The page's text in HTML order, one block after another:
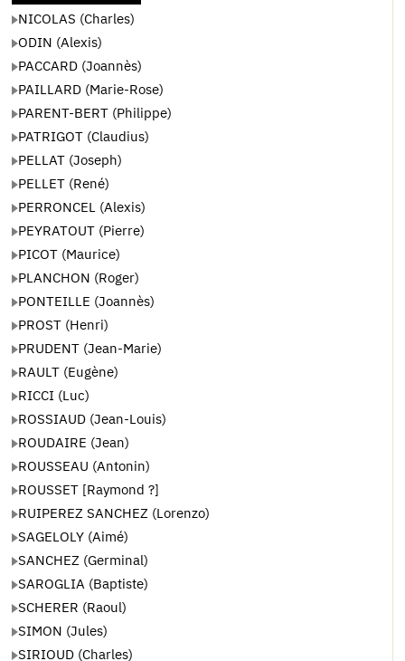
NICOLAS (Charles)
ODIN (Alexis)
PACCARD (Joannès)
PAILLARD (Marie-Rose)
PARENT-BERT (Philippe)
PATRIGOT (Claudius)
PELLAT (Joseph)
PELLET (René)
PERRONCEL (Alexis)
PEYRATOUT (Pierre)
PICOT (Maurice)
PLANCHON (Roger)
PONTEILLE (Joannès)
PROST (Henri)
PRUDENT (Jean-Marie)
RAULT (Eugène)
RICCI (Luc)
ROSSIAUD (Jean-Louis)
ROUDAIRE (Jean)
ROUSSEAU (Antonin)
ROUSSET [Raymond ?]
RUIPEREZ SANCHEZ (Lorenzo)
SAGELOLY (Aimé)
SANCHEZ (Germinal)
SAROGLIA (Baptiste)
SCHERER (Raoul)
SIMON (Jules)
SIRIOUD (Charles)